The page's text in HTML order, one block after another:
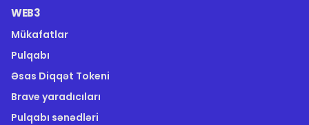
WEB3
Mükafatlar
Pulqabı
Əsas Diqqət Tokeni
Brave yaradıcıları
Pulqabı sənədləri